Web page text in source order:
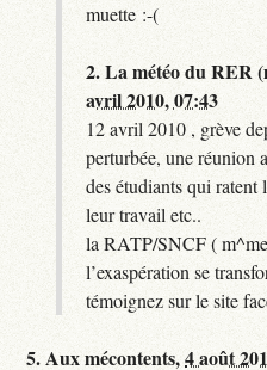
muette :-(
2.La météo du RER
avril 2010, 07:43
12 avril 2010 , grève
perturbée, une réunion
des étudiants qui ratent
leur travail etc..
la RATP/SNCF (
l’exaspération se
témoignez sur le site
5.Aux mécontents,4 août